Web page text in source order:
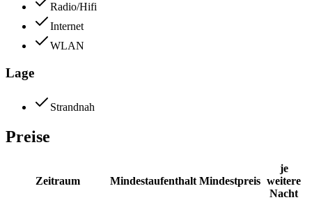
Radio/Hifi
Internet
WLAN
Lage
Strandnah
Preise
Zeitraum Mindestaufenthalt Mindestpreis
je
weitere
Nacht